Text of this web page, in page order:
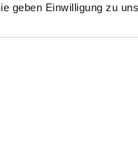
geben Einwilligung zu
AGBDatenschutz